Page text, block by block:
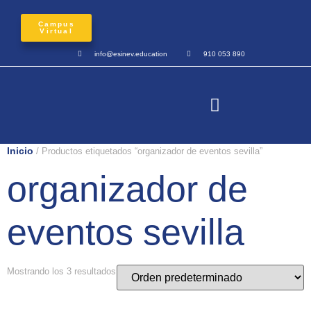
Campus
Virtual
info@esinev.education 910 053 890
Inicio / Productos etiquetados “organizador de eventos sevilla”
organizador de
eventos sevilla
Mostrando los 3 resultados